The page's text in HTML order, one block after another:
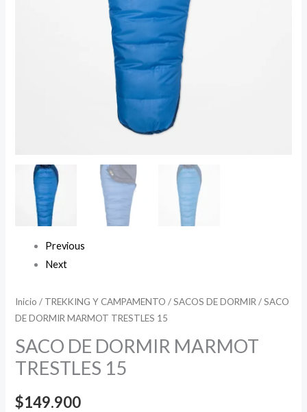
Previous
Next
Inicio / TREKKING Y CAMPAMENTO /SACOS DE DORMIR / SACO
DE DORMIR MARMOT TRESTLES 15
SACO DE DORMIR MARMOT
TRESTLES 15
$149.900